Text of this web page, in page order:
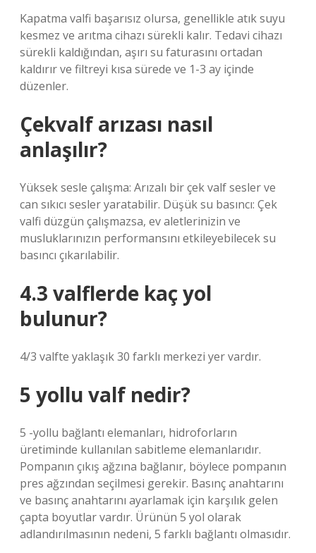
Kapatma valfi başarısız olursa, genellikle atık suyu
kesmez ve arıtma cihazı sürekli kalır. Tedavi cihazı
sürekli kaldığından, aşırı su faturasını ortadan
kaldırır ve filtreyi kısa sürede ve 1-3 ay içinde
düzenler.
Çekvalf arızası nasıl
anlaşılır?
Yüksek sesle çalışma: Arızalı bir çek valf sesler ve
can sıkıcı sesler yaratabilir. Düşük su basıncı: Çek
valfi düzgün çalışmazsa, ev aletlerinizin ve
musluklarınızın performansını etkileyebilecek su
basıncı çıkarılabilir.
4.3 valflerde kaç yol
bulunur?
4/3 valfte yaklaşık 30 farklı merkezi yer vardır.
5 yollu valf nedir?
5 -yollu bağlantı elemanları, hidroforların
üretiminde kullanılan sabitleme elemanlarıdır.
Pompanın çıkış ağzına bağlanır, böylece pompanın
pres ağzından seçilmesi gerekir. Basınç anahtarını
ve basınç anahtarını ayarlamak için karşılık gelen
çapta boyutlar vardır. Ürünün 5 yol olarak
adlandırılmasının nedeni, 5 farklı bağlantı olmasıdır.